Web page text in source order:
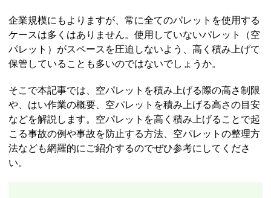
企業規模にもよりますが、常に全てのパレットを使用する
ケースは多くはありません。使用していないパレット（空
パレット）がスペースを圧迫しないよう、高く積み上げて
保管していることも多いのではないでしょうか。
そこで本記事では、空パレットを積み上げる際の高さ制限
や、はい作業の概要、空パレットを積み上げる高さの目安
などを解説します。空パレットを高く積み上げることで起
こる事故の例や事故を防止する方法、空パレットの整理方
法なども網羅的にご紹介するのでぜひ参考にしてくださ
い。